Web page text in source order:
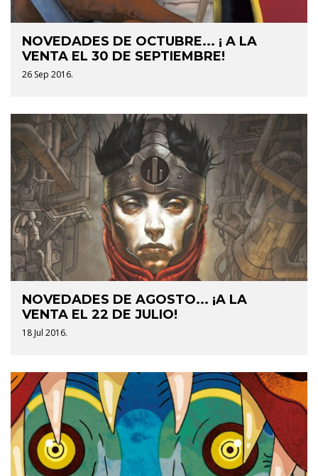
NOVEDADES DE OCTUBRE... ¡ A LA
VENTA EL 30 DE SEPTIEMBRE!
26 Sep 2016.
NOVEDADES DE AGOSTO... ¡A LA
VENTA EL 22 DE JULIO!
18 Jul 2016.